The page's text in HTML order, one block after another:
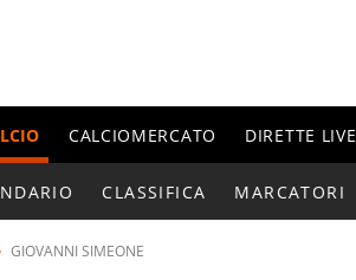
CALCIOMERCATO DIRETTE LIVE
CLASSIFICA MARCATORI
GIOVANNI SIMEONE